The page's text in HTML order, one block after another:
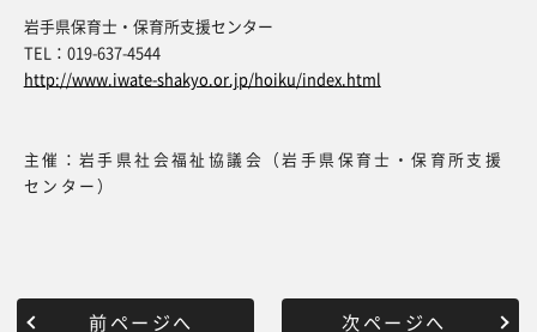
岩手県保育士・保育所支援センター
TEL：019-637-4544
http://www.iwate-shakyo.or.jp/hoiku/index.html
主催：岩手県社会福祉協議会（岩手県保育士・保育所支援
センター）
前ページへ 次ページへ